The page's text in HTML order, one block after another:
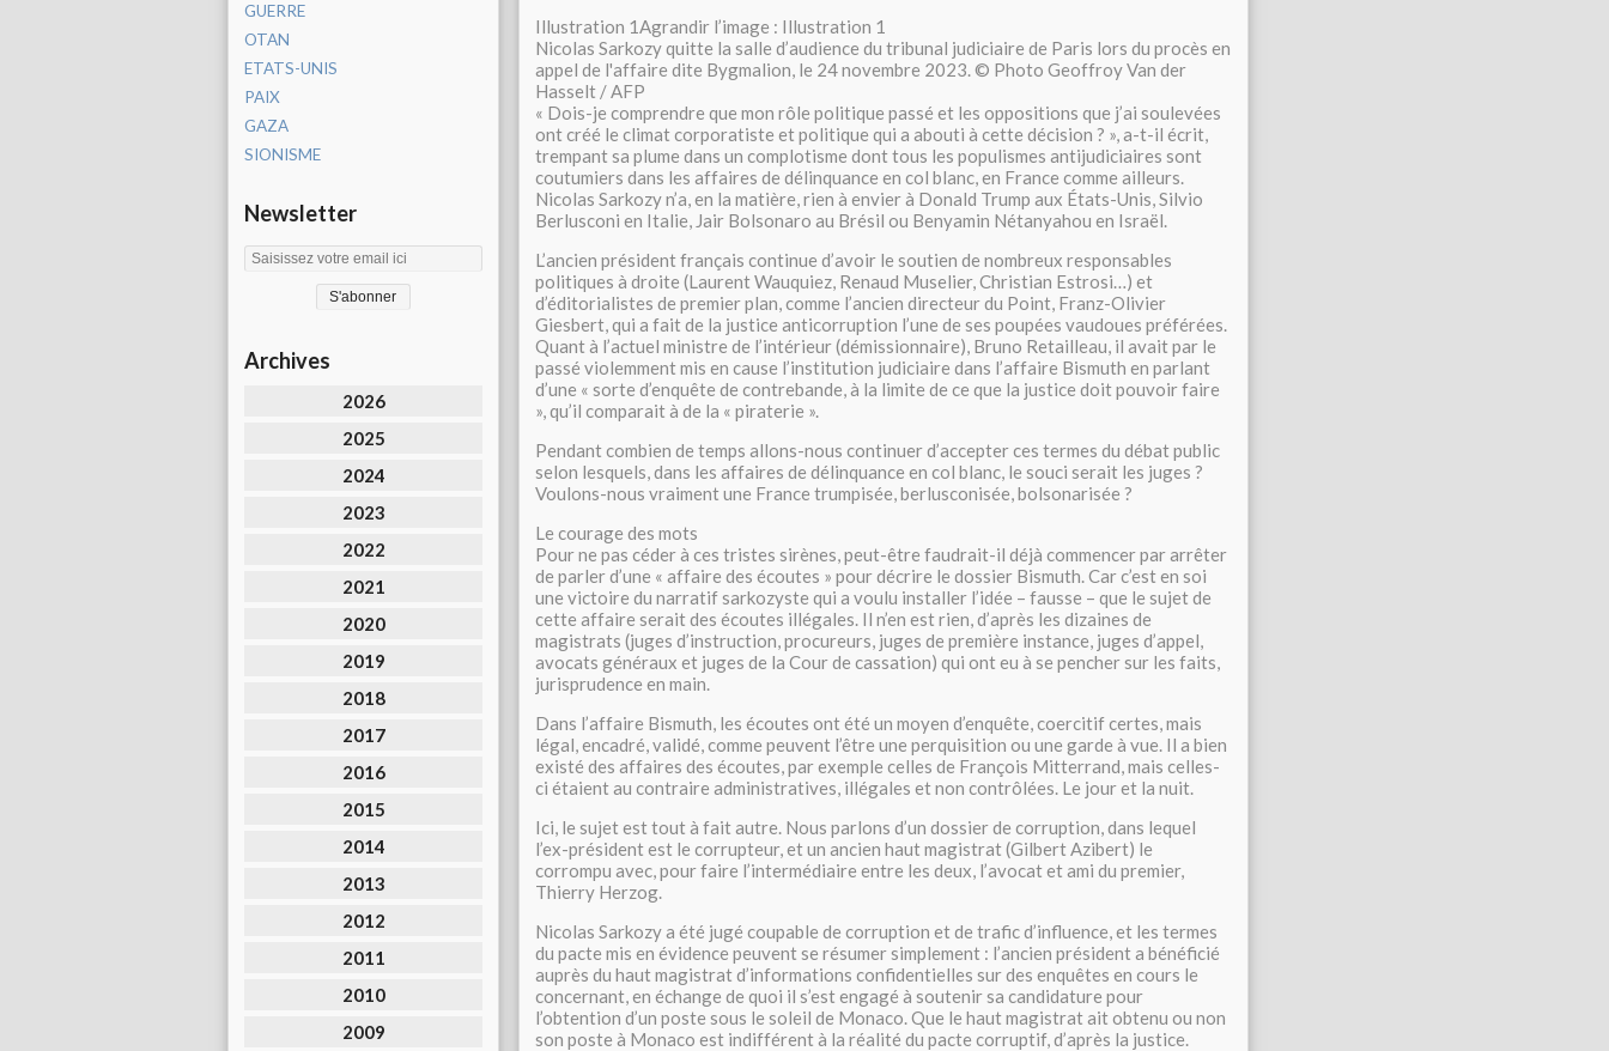
GUERRE
OTAN
ETATS-UNIS
PAIX
GAZA
SIONISME
Newsletter
Archives
2026
2025
2024
2023
2022
2021
2020
2019
2018
2017
2016
2015
2014
2013
2012
2011
2010
2009
Illustration 1Agrandir l’image : Illustration 1
Nicolas Sarkozy quitte la salle d’audience du tribunal judiciaire de Paris lors du procès en
appel de l'affaire dite Bygmalion, le 24 novembre 2023. © Photo Geoffroy Van der
Hasselt / AFP
« Dois-je comprendre que mon rôle politique passé et les oppositions que j’ai soulevées
ont créé le climat corporatiste et politique qui a abouti à cette décision ? », a-t-il écrit,
trempant sa plume dans un complotisme dont tous les populismes antijudiciaires sont
coutumiers dans les affaires de délinquance en col blanc, en France comme ailleurs.
Nicolas Sarkozy n’a, en la matière, rien à envier à Donald Trump aux États-Unis, Silvio
Berlusconi en Italie, Jair Bolsonaro au Brésil ou Benyamin Nétanyahou en Israël.
L’ancien président français continue d’avoir le soutien de nombreux responsables
politiques à droite (Laurent Wauquiez, Renaud Muselier, Christian Estrosi…) et
d’éditorialistes de premier plan, comme l’ancien directeur du Point, Franz-Olivier
Giesbert, qui a fait de la justice anticorruption l’une de ses poupées vaudoues préférées.
Quant à l’actuel ministre de l’intérieur (démissionnaire), Bruno Retailleau, il avait par le
passé violemment mis en cause l’institution judiciaire dans l’affaire Bismuth en parlant
d’une « sorte d’enquête de contrebande, à la limite de ce que la justice doit pouvoir faire
», qu’il comparait à de la « piraterie ».
Pendant combien de temps allons-nous continuer d’accepter ces termes du débat public
selon lesquels, dans les affaires de délinquance en col blanc, le souci serait les juges ?
Voulons-nous vraiment une France trumpisée, berlusconisée, bolsonarisée ?
Le courage des mots
Pour ne pas céder à ces tristes sirènes, peut-être faudrait-il déjà commencer par arrêter
de parler d’une « affaire des écoutes » pour décrire le dossier Bismuth. Car c’est en soi
une victoire du narratif sarkozyste qui a voulu installer l’idée – fausse – que le sujet de
cette affaire serait des écoutes illégales. Il n’en est rien, d’après les dizaines de
magistrats (juges d’instruction, procureurs, juges de première instance, juges d’appel,
avocats généraux et juges de la Cour de cassation) qui ont eu à se pencher sur les faits,
jurisprudence en main.
Dans l’affaire Bismuth, les écoutes ont été un moyen d’enquête, coercitif certes, mais
légal, encadré, validé, comme peuvent l’être une perquisition ou une garde à vue. Il a bien
existé des affaires des écoutes, par exemple celles de François Mitterrand, mais celles-
ci étaient au contraire administratives, illégales et non contrôlées. Le jour et la nuit.
Ici, le sujet est tout à fait autre. Nous parlons d’un dossier de corruption, dans lequel
l’ex-président est le corrupteur, et un ancien haut magistrat (Gilbert Azibert) le
corrompu avec, pour faire l’intermédiaire entre les deux, l’avocat et ami du premier,
Thierry Herzog.
Nicolas Sarkozy a été jugé coupable de corruption et de trafic d’influence, et les termes
du pacte mis en évidence peuvent se résumer simplement : l’ancien président a bénéficié
auprès du haut magistrat d’informations confidentielles sur des enquêtes en cours le
concernant, en échange de quoi il s’est engagé à soutenir sa candidature pour
l’obtention d’un poste sous le soleil de Monaco. Que le haut magistrat ait obtenu ou non
son poste à Monaco est indifférent à la réalité du pacte corruptif, d’après la justice.